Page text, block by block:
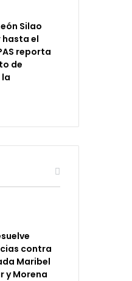
Silao
el
reporta
de
la
contra
Maribel
y Morena